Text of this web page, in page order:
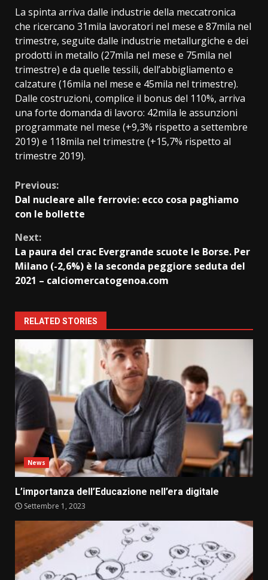
La spinta arriva dalle industrie della meccatronica
che ricercano 31mila lavoratori nel mese e 87mila nel
trimestre, seguite dalle industrie metallurgiche e dei
prodotti in metallo (27mila nel mese e 75mila nel
trimestre) e da quelle tessili, dell’abbigliamento e
calzature (16mila nel mese e 45mila nel trimestre).
Dalle costruzioni, complice il bonus del 110%, arriva
una forte domanda di lavoro: 42mila le assunzioni
programmate nel mese (+9,3% rispetto a settembre
2019) e 118mila nel trimestre (+15,7% rispetto al
trimestre 2019).
Continue
Reading
Previous:
Dal nucleare alle ferrovie: ecco cosa paghiamo
con le bollette
Next:
La paura del crac Evergrande scuote le Borse. Per
Milano (-2,6%) è la seconda peggiore seduta del
2021 – calciomercatogenoa.com
RELATED STORIES
News
L’importanza dell’Educazione nell’era digitale
Settembre 1, 2023